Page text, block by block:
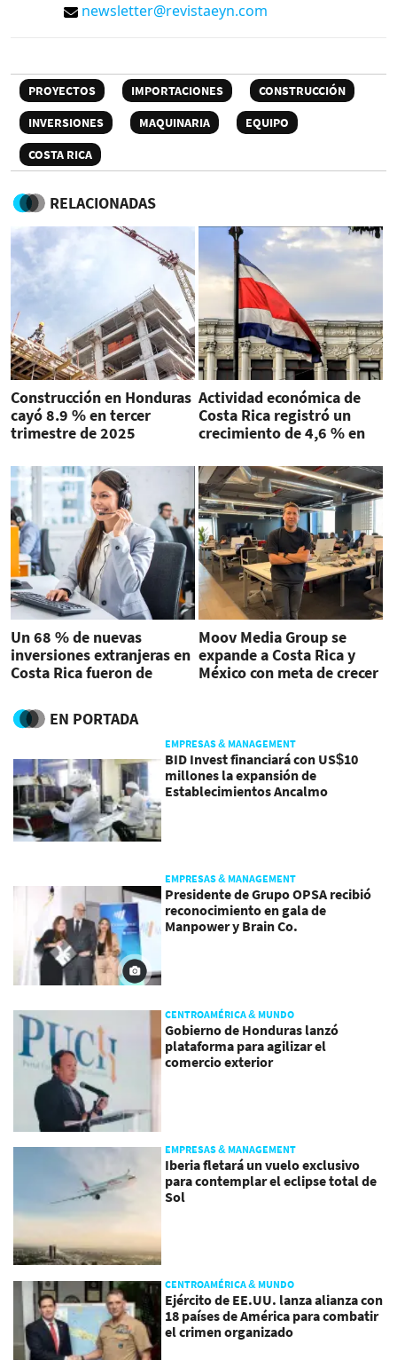
newsletter@revistaeyn.com
PROYECTOS IMPORTACIONES
CONSTRUCCIÓN
INVERSIONES
MAQUINARIA
EQUIPO
COSTA RICA
RELACIONADAS
Construcción en Honduras
cayó 8.9 % en tercer
trimestre de 2025
Actividad económica de
Costa Rica registró un
crecimiento de 4,6 % en
Un 68 % de nuevas
inversiones extranjeras en
Costa Rica fueron de
Moov Media Group se
expande a Costa Rica y
México con meta de crecer
EN PORTADA
EMPRESAS & MANAGEMENT
BID Invest financiará con US$10
millones la expansión de
Establecimientos Ancalmo
EMPRESAS & MANAGEMENT
Presidente de Grupo OPSA recibió
reconocimiento en gala de
Manpower y Brain Co.
CENTROAMÉRICA & MUNDO
Gobierno de Honduras lanzó
plataforma para agilizar el
comercio exterior
EMPRESAS & MANAGEMENT
Iberia fletará un vuelo exclusivo
para contemplar el eclipse total de
Sol
CENTROAMÉRICA & MUNDO
Ejército de EE.UU. lanza alianza con
18 países de América para combatir
el crimen organizado